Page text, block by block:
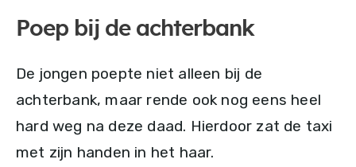
Poep bij de achterbank
De jongen poepte niet alleen bij de
achterbank, maar rende ook nog eens heel
hard weg na deze daad. Hierdoor zat de taxi
met zijn handen in het haar.